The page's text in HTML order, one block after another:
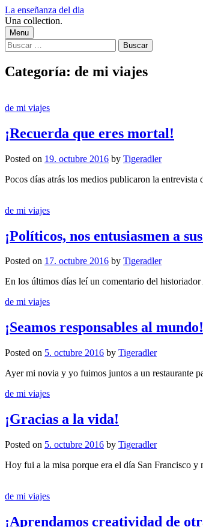
Skip
to
content
La enseñanza del dia
Una collection.
Menu
Buscar:
Categoría: de mi viajes
de mi viajes
¡Recuerda que eres mortal!
Posted on 19. octubre 2016 by Tigeradler
Pocos días atrás los medios publicaron la
de mi viajes
¡Políticos, nos entusiasmen a
Posted on 17. octubre 2016 by Tigeradler
En los últimos días leí un comentario del
de mi viajes
¡Seamos responsables al mundo!
Posted on 5. octubre 2016 by Tigeradler
Ayer mi novia y yo fuimos juntos a un restaurante
de mi viajes
¡Gracias a la vida!
Posted on 5. octubre 2016 by Tigeradler
Hoy fui a la misa porque era el día San Francisco
de mi viajes
¡Aprendamos creatividad de